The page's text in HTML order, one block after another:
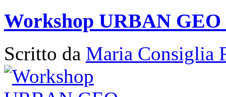
Workshop URBAN
Scritto da Maria Consiglia